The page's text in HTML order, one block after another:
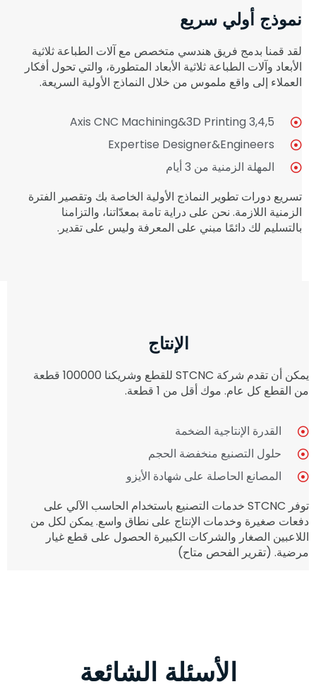
نموذج أولي سريع
لقد قمنا بدمج فريق هندسي متخصص مع آلات الطباعة ثلاثية
الأبعاد وآلات الطباعة ثلاثية الأبعاد المتطورة، والتي تحول أفكار
العملاء إلى واقع ملموس من خلال النماذج الأولية السريعة.
3,4,5 Axis CNC Machining&3D Printing
Expertise Designer&Engineers
المهلة الزمنية من 3 أيام
تسريع دورات تطوير النماذج الأولية الخاصة بك وتقصير الفترة
الزمنية اللازمة. نحن على دراية تامة بمعدّاتنا، والتزامنا
بالتسليم لك دائمًا مبني على المعرفة وليس على تقدير.
الإنتاج
يمكن أن تقدم شركة STCNC للقطع وشريكنا 100000 قطعة
من القطع كل عام. موك أقل من 1 قطعة.
القدرة الإنتاجية الضخمة
حلول التصنيع منخفضة الحجم
المصانع الحاصلة على شهادة الأيزو
توفر STCNC خدمات التصنيع باستخدام الحاسب الآلي على
دفعات صغيرة وخدمات الإنتاج على نطاق واسع. يمكن لكل من
اللاعبين الصغار والشركات الكبيرة الحصول على قطع غيار
مرضية. (تقرير الفحص متاح)
الأسئلة الشائعة